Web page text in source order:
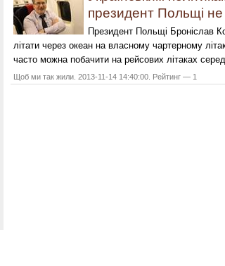
президент Польщі
Президент Польщі Броніслав
літати через океан на власному чартерному
часто можна побачити на рейсових літаках
Щоб ми так жили. 2013-11-14 14:40:00. Рейтинг — 1